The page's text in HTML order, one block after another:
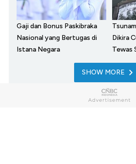
Gaji dan Bonus Paskibraka
Nasional yang Bertugas di
Istana Negara
Dikira
Tewas
SHOW MORE